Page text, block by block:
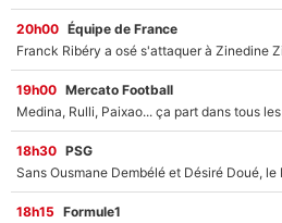
20h00 Équipe de France
19h00 Mercato Football
18h30 PSG
18h15 Formule1